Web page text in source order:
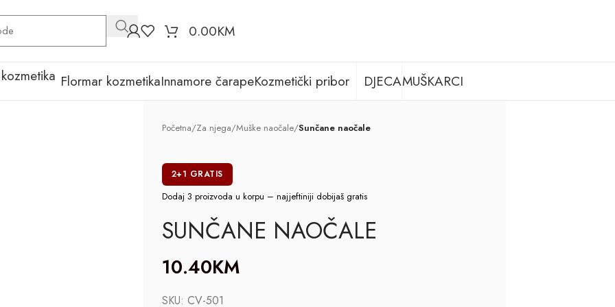
0.00KM
Flormar kozmetikaInnamore čarapeKozmetički pribor DJECAMUŠKARCI
Početna/Za njega/Muške naočale/Sunčane naočale
2+1 GRATIS
Dodaj 3 proizvoda u korpu – najjeftiniji dobijaš gratis
SUNČANE NAOČALE
10.40KM
SKU: CV-501